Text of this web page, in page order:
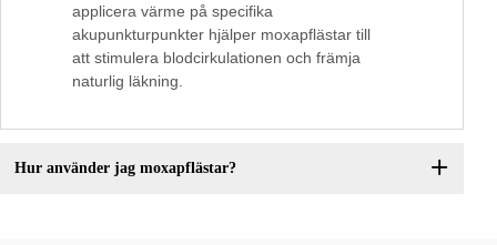
applicera värme på specifika
akupunkturpunkter hjälper moxapflästar till
att stimulera blodcirkulationen och främja
naturlig läkning.
Hur använder jag moxapflästar?